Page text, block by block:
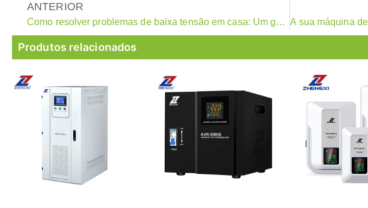
ANTERIOR
Como resolver problemas de baixa tensão em casa: Um guia completo
Produtos relacionados